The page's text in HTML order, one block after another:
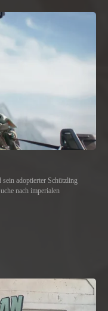
adoptierter Schützling
nach imperialen